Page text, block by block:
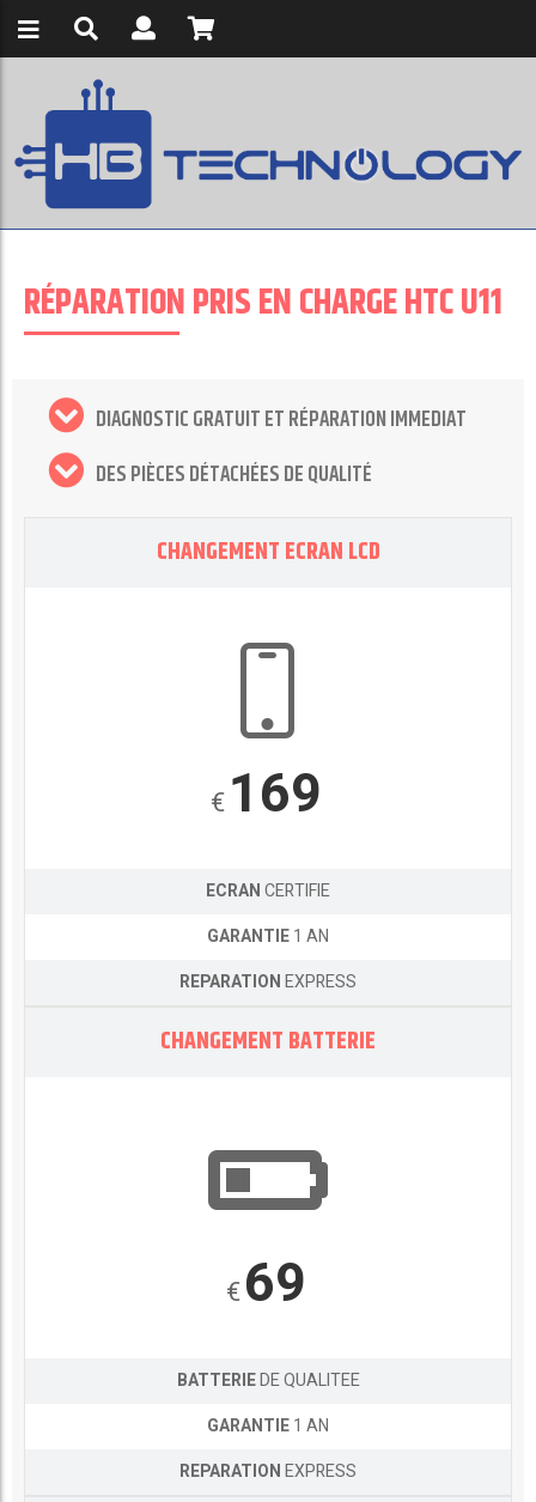
RÉPARATION PRIS EN CHARGE HTC U11
DIAGNOSTIC GRATUIT ET RÉPARATION IMMEDIAT
DES PIÈCES DÉTACHÉES DE QUALITÉ
CHANGEMENT ECRAN LCD
€169
ECRANCERTIFIE
GARANTIE1 AN
REPARATIONEXPRESS
CHANGEMENT BATTERIE
€69
BATTERIEDE QUALITEE
GARANTIE1 AN
REPARATIONEXPRESS